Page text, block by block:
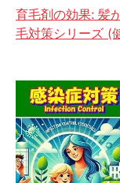
ン
育毛剤の効果: 髪
毛対策シリーズ (